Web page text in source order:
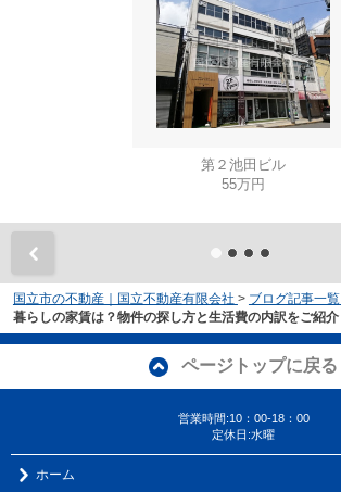
第２池田ビル
55万円
国立市の不動産｜国立不動産有限会社 > ブログ記事一覧
暮らしの家賃は？物件の探し方と生活費の内訳をご紹介
ページトップに戻る
営業時間:10：00-18：00
定休日:水曜
ホーム